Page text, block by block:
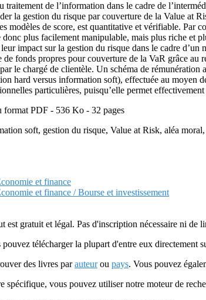
traitement de l’information dans le cadre de
la gestion du risque par couverture de la Value at
modèles de score, est quantitative et vérifiable. Par
plus facilement manipulable, mais plus riche et
impact sur la gestion du risque dans le cadre
de fonds propres pour couverture de la VaR grâce au
le chargé de clientèle. Un schéma de rémunération
hard versus information soft), effectuée au moyen
particulières, puisqu’elle permet
format PDF - 536 Ko - 32 pages
soft, gestion du risque, Value at Risk, aléa
et finance
et finance / Bourse et investissement
gratuit et légal. Pas d'inscription nécessaire ni de
télécharger la plupart d'entre eux directement
des livres parauteurou pays. Vous pouvez
spécifique, vous pouvez utiliser notre moteur de